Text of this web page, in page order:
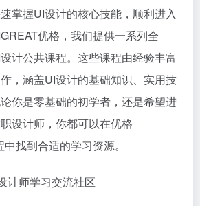
掌握UI设计的核心技能，顺利进入
优格，我们提供一系列全
计公共课程。这些课程由经验丰富
，涵盖UI设计的基础知识、实用技
你是零基础的初学者，还是希望进
设计师，你都可以在优格
找到合适的学习资源。